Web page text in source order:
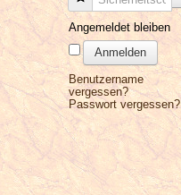
Angemeldet bleiben
Anmelden
Benutzername
vergessen?
Passwort vergessen?